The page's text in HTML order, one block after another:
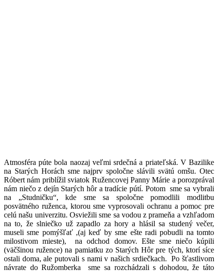
Atmosféra púte bola naozaj veľmi srdečná a priateľská. V Bazilike
na Starých Horách sme najprv spoločne slávili svätú omšu. Otec
Róbert nám priblížil sviatok Ružencovej Panny Márie a porozprával
nám niečo z dejín Starých hôr a tradície pútí. Potom sme sa vybrali
na „Studničku“, kde sme sa spoločne pomodlili modlitbu
posvätného ruženca, ktorou sme vyprosovali ochranu a pomoc pre
celú našu univerzitu. Osviežili sme sa vodou z prameňa a vzhľadom
na to, že slniečko už zapadlo za hory a hlásil sa studený večer,
museli sme pomýšľať ,(aj keď by sme ešte radi pobudli na tomto
milostivom mieste), na odchod domov. Ešte sme niečo kúpili
(väčšinou ružence) na pamiatku zo Starých Hôr pre tých, ktorí síce
ostali doma, ale putovali s nami v našich srdiečkach. Po šťastlivom
návrate do Ružomberka sme sa rozchádzali s dohodou, že táto